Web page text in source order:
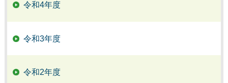
令和4年度
令和3年度
令和2年度